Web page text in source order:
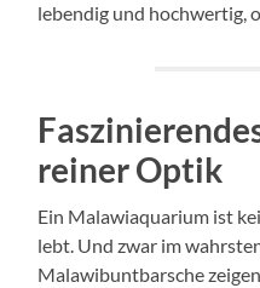
lebendig und hochwertig,
reiner Optik
Ein Malawiaquarium ist
lebt. Und zwar im
Malawibuntbarsche